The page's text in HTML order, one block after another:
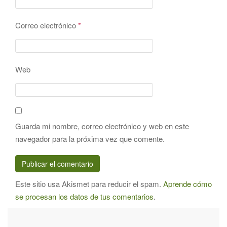
Correo electrónico*
Web
Guarda mi nombre, correo electrónico y web en este
navegador para la próxima vez que comente.
Este sitio usa Akismet para reducir el spam. Aprende cómo
se procesan los datos de tus comentarios.